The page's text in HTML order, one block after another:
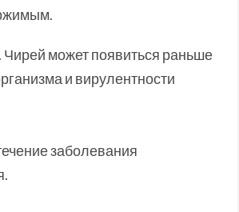
Чирей может появиться раньше
и вирулентности
заболевания